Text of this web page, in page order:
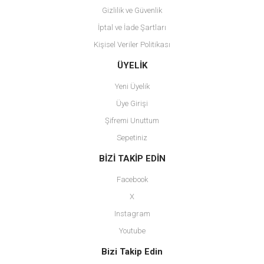
Gönder
Gizlilik ve Güvenlik
İptal ve İade Şartları
Kişisel Veriler Politikası
ÜYELİK
Yeni Üyelik
Üye Girişi
Şifremi Unuttum
Sepetiniz
BİZİ TAKİP EDİN
Facebook
X
Instagram
Youtube
Bizi Takip Edin